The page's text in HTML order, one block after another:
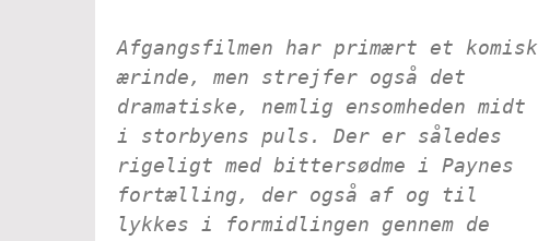
Afgangsfilmen har primært et komisk
ærinde, men strejfer også det
dramatiske, nemlig ensomheden midt
i storbyens puls. Der er således
rigeligt med bittersødme i Paynes
fortælling, der også af og til
lykkes i formidlingen gennem de